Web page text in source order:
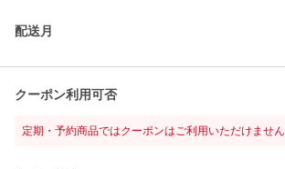
配送月
クーポン利用可否
定期・予約商品ではクーポンはご利用いただけません